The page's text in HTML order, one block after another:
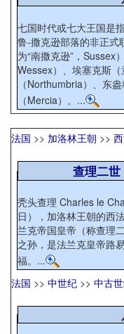
七国时代或七大王国是
鲁-撒克逊部落的非正式
为“南撒克逊”，Sussex
Wessex）、埃塞克斯
（Northumbria）、东
（Mercia）。...
法国 >> 加洛林王朝 >>
查理二世
秃头查理 Charles le
日），加洛林王朝的西
兰克帝国皇帝（称查理二世，875
之孙，是法兰克皇帝路
福。...
法国 >> 中世纪 >> 中古